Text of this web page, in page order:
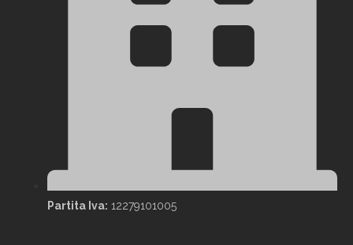
Partita Iva: 12279101005